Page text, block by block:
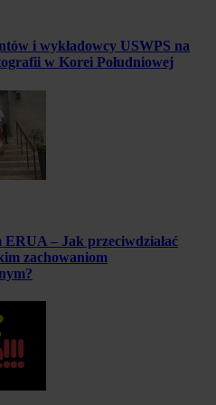
i wykładowcy USWPS na
w Korei Południowej
ERUA – Jak przeciwdziałać
zachowaniom